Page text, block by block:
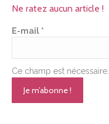
Ne ratez aucun article !
E-mail *
Ce champ est nécessaire.